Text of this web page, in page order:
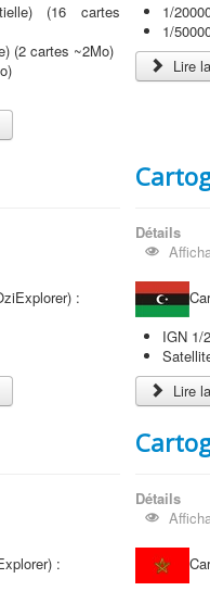
(16 cartes
(2 cartes ~2Mo)
1/
1/
Lire
:
Détails
IGN 1/
Lire
:
Détails